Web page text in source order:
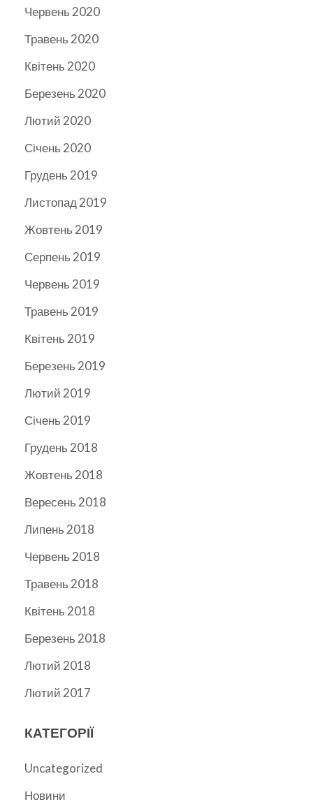
Червень 2020
Травень 2020
Квітень 2020
Березень 2020
Лютий 2020
Січень 2020
Грудень 2019
Листопад 2019
Жовтень 2019
Серпень 2019
Червень 2019
Травень 2019
Квітень 2019
Березень 2019
Лютий 2019
Січень 2019
Грудень 2018
Жовтень 2018
Вересень 2018
Липень 2018
Червень 2018
Травень 2018
Квітень 2018
Березень 2018
Лютий 2018
Лютий 2017
КАТЕГОРІЇ
Uncategorized
Новини